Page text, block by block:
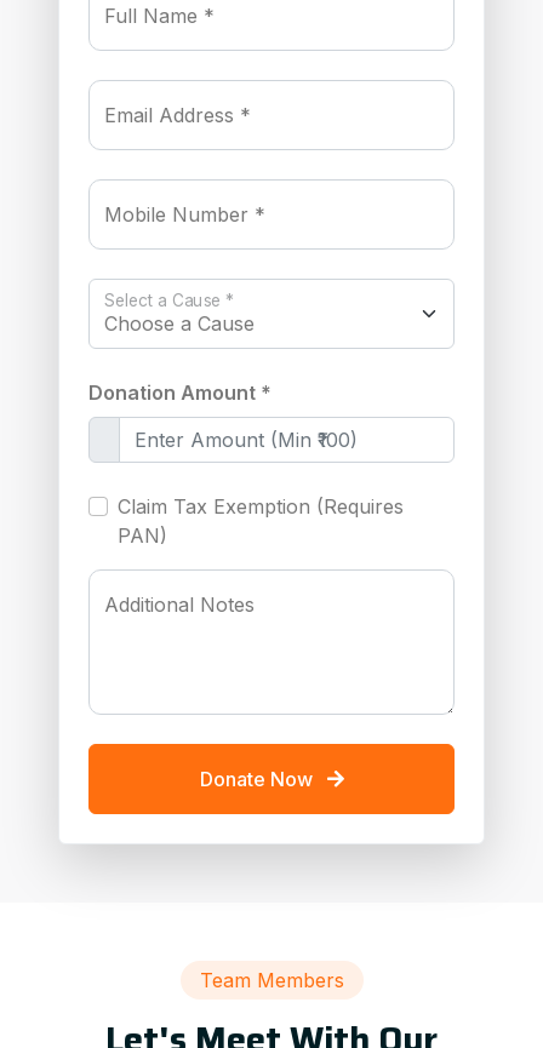
Full Name *
Email Address *
Mobile Number *
Select a Cause *
Donation Amount *
Claim Tax Exemption (Requires
PAN)
Additional Notes
Donate Now
Team Members